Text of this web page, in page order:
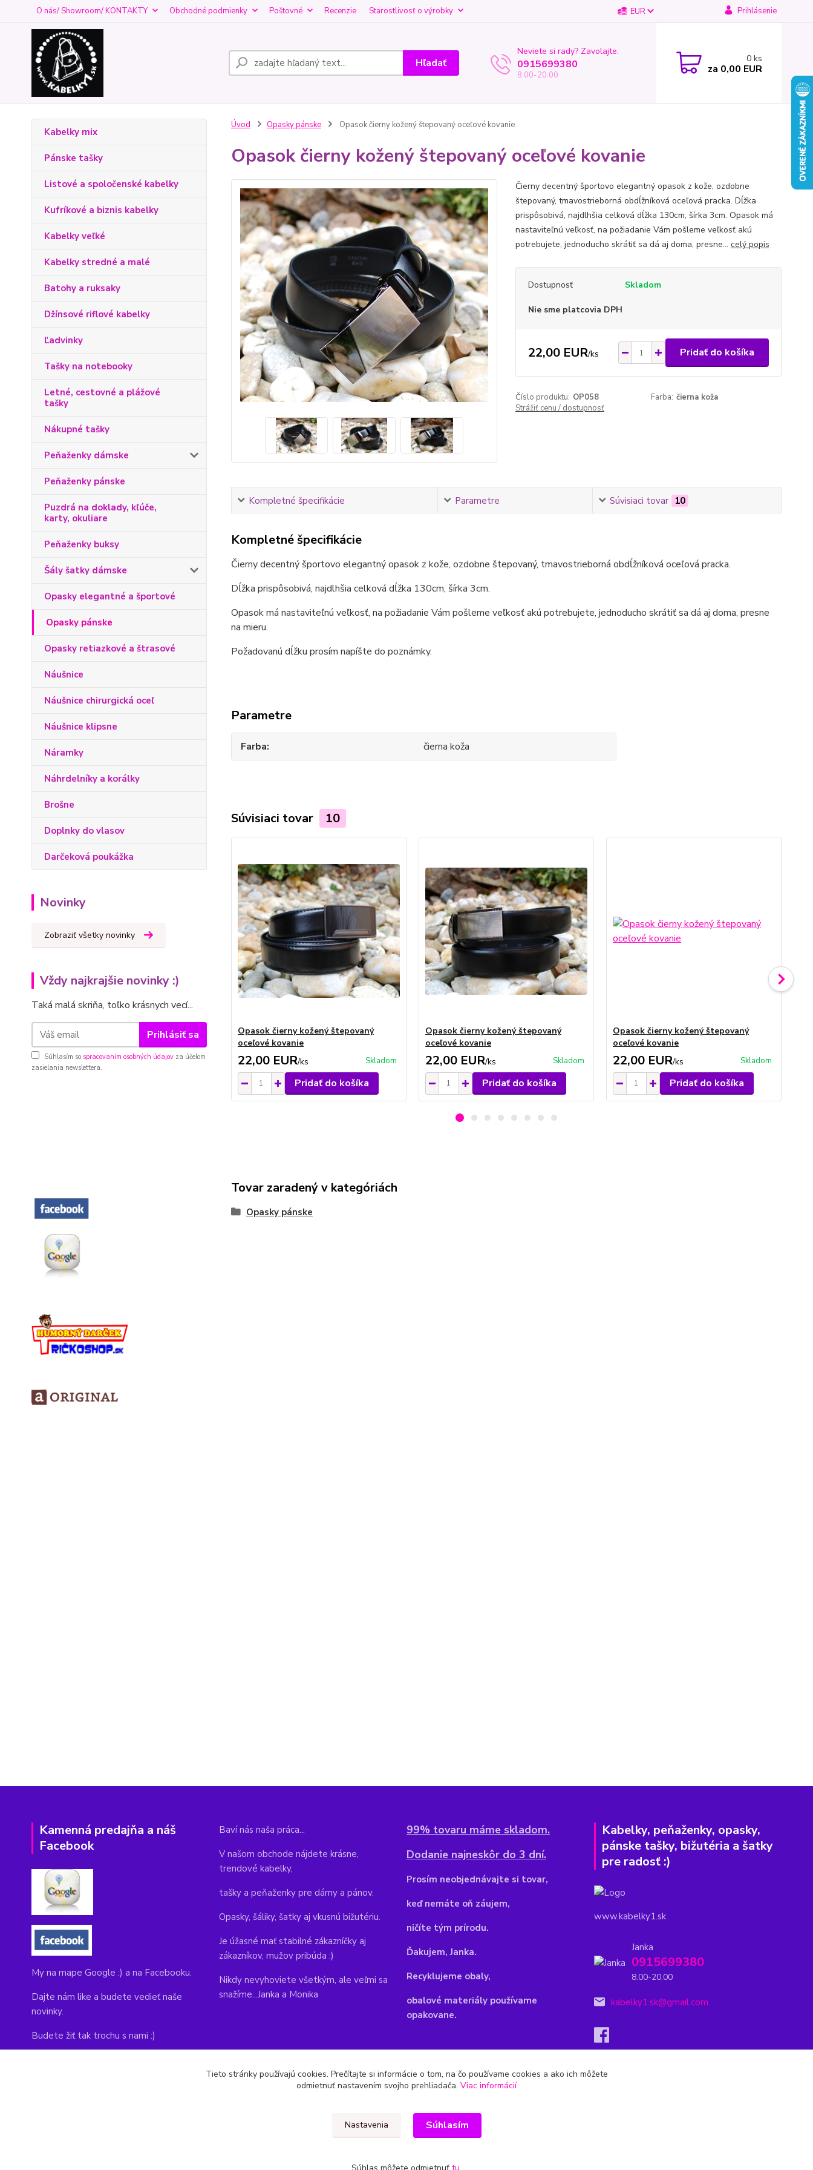
O nás/ Showroom/ KONTAKTY Obchodné podmienky Poštovné Recenzie Starostlivosť o výrobky EUR Prihlásenie
Hľadať
Neviete si rady? Zavolajte.
0915699380
8.00-20.00
0 ks
za 0,00 EUR
Kabelky mix
Pánske tašky
Listové a spoločenské kabelky
Kufríkové a biznis kabelky
Kabelky veľké
Kabelky stredné a malé
Batohy a ruksaky
Džínsové riflové kabelky
Ľadvinky
Tašky na notebooky
Letné, cestovné a plážové
tašky
Nákupné tašky
Peňaženky dámske
Peňaženky pánske
Puzdrá na doklady, kľúče,
karty, okuliare
Peňaženky buksy
Šály šatky dámske
Opasky elegantné a športové
Opasky pánske
Opasky retiazkové a štrasové
Náušnice
Náušnice chirurgická oceľ
Náušnice klipsne
Náramky
Náhrdelníky a korálky
Brošne
Doplnky do vlasov
Darčeková poukážka
Novinky
Zobraziť všetky novinky
Vždy najkrajšie novinky :)
Taká malá skriňa, toľko krásnych vecí...
Prihlásiť sa
Súhlasím so spracovaním osobných údajov za účelom
zasielania newslettera.
Úvod Opasky pánske Opasok čierny kožený štepovaný oceľové kovanie
Opasok čierny kožený štepovaný oceľové kovanie
Čierny decentný športovo elegantný opasok z kože, ozdobne
štepovaný, tmavostrieborná obdĺžníková oceľová pracka. Dĺžka
prispôsobivá, najdlhšia celková dĺžka 130cm, šírka 3cm. Opasok má
nastaviteľnú veľkosť, na požiadanie Vám pošleme veľkosť akú
potrebujete, jednoducho skrátiť sa dá aj doma, presne... celý popis
Dostupnosť Skladom
Nie sme platcovia DPH
22,00 EUR/ks Pridať do košíka
Číslo produktu: OP058 Farba: čierna koža
Strážiť cenu / dostupnosť
Kompletné špecifikácie Parametre Súvisiaci tovar 10
Kompletné špecifikácie
Čierny decentný športovo elegantný opasok z kože, ozdobne štepovaný, tmavostrieborná obdĺžníková oceľová pracka.
Dĺžka prispôsobivá, najdlhšia celková dĺžka 130cm, šírka 3cm.
Opasok má nastaviteľnú veľkosť, na požiadanie Vám pošleme veľkosť akú potrebujete, jednoducho skrátiť sa dá aj doma, presne
na mieru.
Požadovanú dĺžku prosím napíšte do poznámky.
Parametre
Farba čierna koža
Súvisiaci tovar 10
Opasok čierny kožený štepovaný
oceľové kovanie
22,00 EUR/ks Skladom
Pridať do košíka
Opasok čierny kožený štepovaný
oceľové kovanie
22,00 EUR/ks Skladom
Pridať do košíka
Opasok čierny kožený štepovaný
oceľové kovanie
22,00 EUR/ks Skladom
Pridať do košíka
Tovar zaradený v kategóriách
Opasky pánske
Kamenná predajňa a náš
Facebook
My na mape Google :) a na Facebooku.
Dajte nám like a budete vedieť naše
novinky.
Budete žiť tak trochu s nami :)
Baví nás naša práca...
V našom obchode nájdete krásne,
trendové kabelky,
tašky a peňaženky pre dámy a pánov.
Opasky, šáliky, šatky aj vkusnú bižutériu.
Je úžasné mať stabilné zákazníčky aj
zákazníkov, mužov pribúda :)
Nikdy nevyhoviete všetkým, ale veľmi sa
snažíme...Janka a Monika
99% tovaru máme skladom.
Dodanie najneskôr do 3 dní.
Prosím neobjednávajte si tovar,
keď nemáte oň záujem,
ničíte tým prírodu.
Ďakujem, Janka.
Recyklujeme obaly,
obalové materiály používame
opakovane.
Kabelky, peňaženky, opasky,
pánske tašky, bižutéria a šatky
pre radosť :)
www.kabelky1.sk
Janka
0915699380
8.00-20.00
kabelky1.sk@gmail.com
Tieto stránky používajú cookies. Prečítajte si informácie o tom, na čo používame cookies a ako ich môžete
odmietnuť nastavením svojho prehliadača. Viac informácií
Nastavenia Súhlasím